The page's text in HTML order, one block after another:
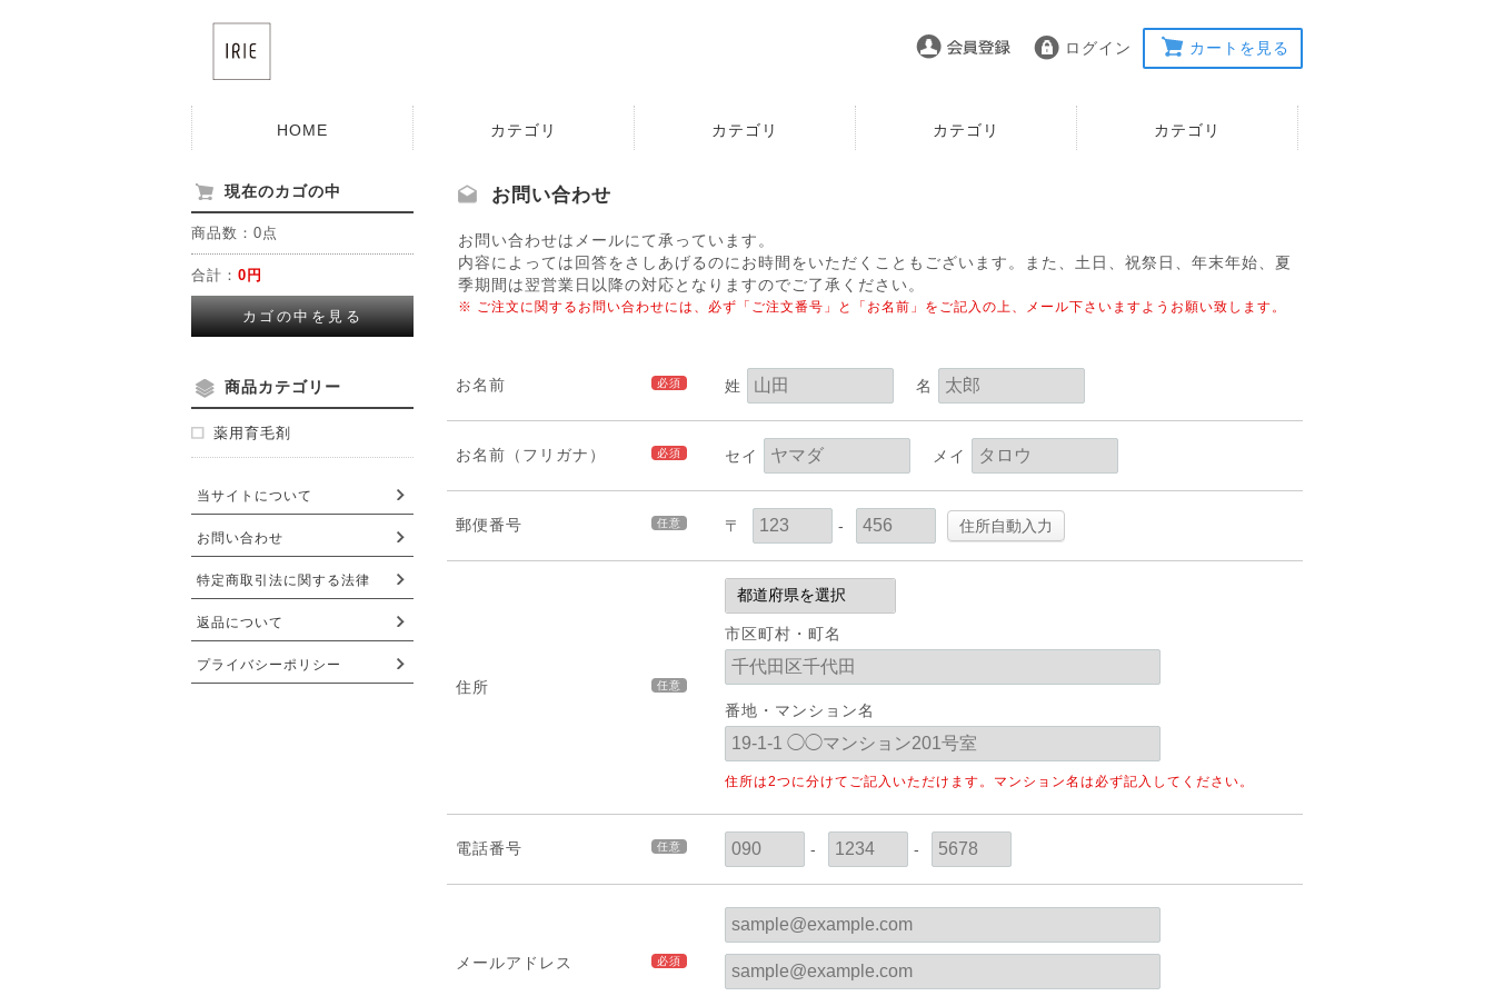
ログイン カートを見る
HOME カテゴリ カテゴリ カテゴリ カテゴリ
現在のカゴの中
商品数：0点
合計： 0円
カゴの中を見る
商品カテゴリー
薬用育毛剤
当サイトについて
お問い合わせ
特定商取引法に関する法律
返品について
プライバシーポリシー
お問い合わせ
お問い合わせはメールにて承っています。
内容によっては回答をさしあげるのにお時間をいただくこともございます。また、土日、祝祭日、年末年始、夏
季期間は翌営業日以降の対応となりますのでご了承ください。
※ ご注文に関するお問い合わせには、必ず「ご注文番号」と「お名前」をご記入の上、メール下さいますようお願い致します。
お名前 必須 姓 名
お名前（フリガナ） 必須 セイ メイ
郵便番号 任意 〒 - 住所自動入力
住所 任意
市区町村・町名
番地・マンション名
住所は2つに分けてご記入いただけます。マンション名は必ず記入してください。
電話番号 任意 - -
メールアドレス 必須